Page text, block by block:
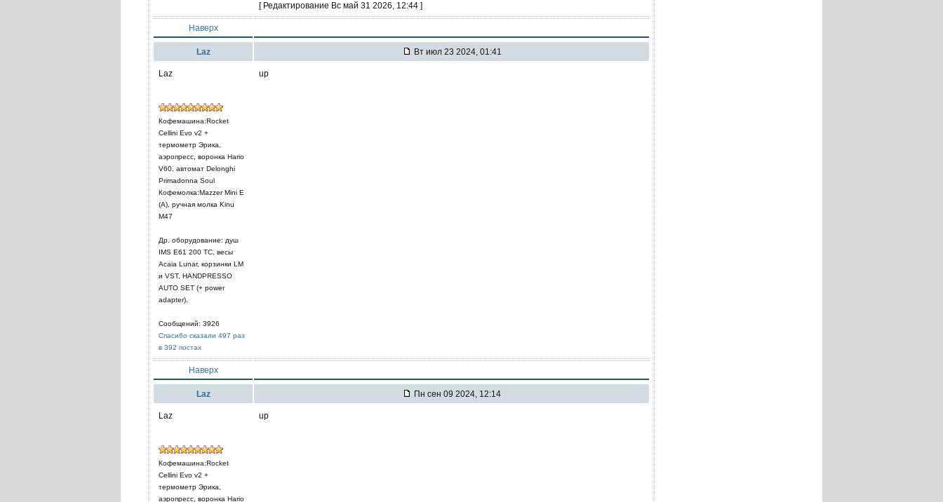
[ Редактирование Вс май 31 2026, 12:44 ]
Наверх
Laz Вт июл 23 2024, 01:41
Laz
Кофемашина:Rocket
Cellini Evo v2 +
термометр Эрика,
аэропресс, воронка Hario
V60, автомат Delonghi
Primadonna Soul
Кофемолка:Mazzer Mini E
(A), ручная молка Kinu
M47
Др. оборудование: душ
IMS E61 200 TC, весы
Acaia Lunar, корзинки LM
и VST, HANDPRESSO
AUTO SET (+ power
adapter).
Сообщений: 3926
Спасибо сказали 497 раз
в 392 постах
up
Наверх
Laz Пн сен 09 2024, 12:14
Laz
Кофемашина:Rocket
Cellini Evo v2 +
термометр Эрика,
аэропресс, воронка Hario
up